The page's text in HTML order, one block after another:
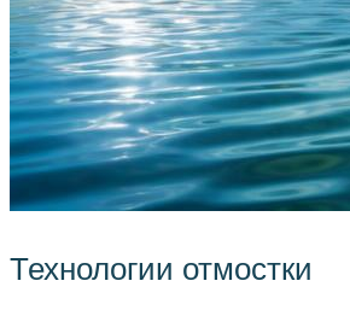
Технологии отмостки